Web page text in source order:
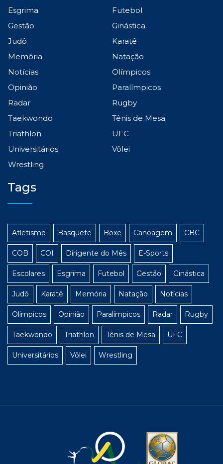
Esgrima
Futebol
Gestão
Ginástica
Judô
Karatê
Memória
Natação
Notícias
Olímpicos
Opinião
Paralímpicos
Radar
Rugby
Taekwondo
Tênis de Mesa
Triathlon
UFC
Universitários
Vôlei
Wrestling
Tags
Atletismo Basquete Boxe Canoagem CBC
COB COI Dirigente do Mês E-Sports
Escolares Esgrima Futebol Gestão Ginástica
Judô Karatê Memória Natação Notícias
Olímpicos Opinião Paralímpicos Radar Rugby
Taekwondo Triathlon Tênis de Mesa UFC
Universitários Vôlei Wrestling